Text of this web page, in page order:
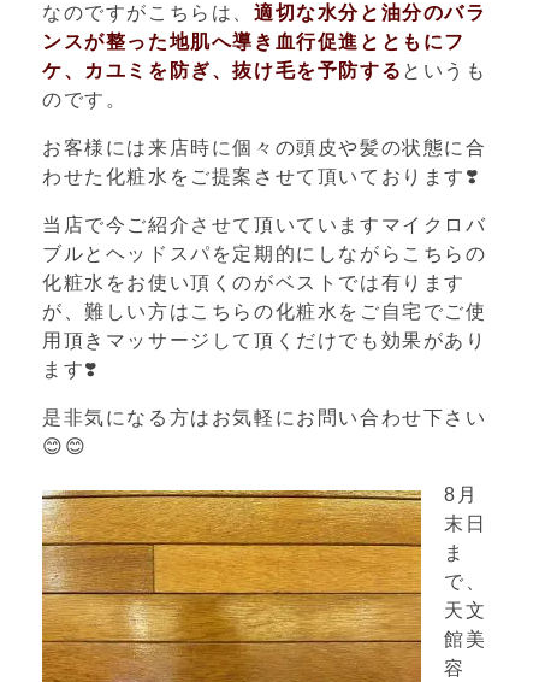
なのですがこちらは、適切な水分と油分のバラ
ンスが整った地肌へ導き血行促進とともにフ
ケ、カユミを防ぎ、抜け毛を予防する というも
のです。
お客様には来店時に個々の頭皮や髪の状態に合
わせた化粧水をご提案させて頂いております ❣️
当店で今ご紹介させて頂いていますマイクロバ
ブルとヘッドスパを定期的にしながらこちらの
化粧水をお使い頂くのがベストでは有ります
が、難しい方はこちらの化粧水をご自宅でご使
用頂きマッサージして頂くだけでも効果があり
ます❣️
是非気になる方はお気軽にお問い合わせ下さい
😊😊
8 月
末日
ま
で、
天文
館美
容